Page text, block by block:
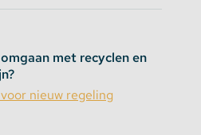
met recyclen en
nieuw regeling